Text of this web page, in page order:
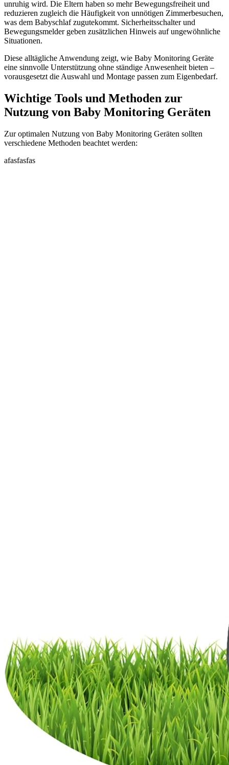
unruhig wird. Die Eltern haben so mehr Bewegungsfreiheit und
reduzieren zugleich die Häufigkeit von unnötigen Zimmerbesuchen,
was dem Babyschlaf zugutekommt. Sicherheitsschalter und
Bewegungsmelder geben zusätzlichen Hinweis auf ungewöhnliche
Situationen.
Diese alltägliche Anwendung zeigt, wie Baby Monitoring Geräte
eine sinnvolle Unterstützung ohne ständige Anwesenheit bieten –
vorausgesetzt die Auswahl und Montage passen zum Eigenbedarf.
Wichtige Tools und Methoden zur
Nutzung von Baby Monitoring Geräten
Zur optimalen Nutzung von Baby Monitoring Geräten sollten
verschiedene Methoden beachtet werden:
afasfasfas